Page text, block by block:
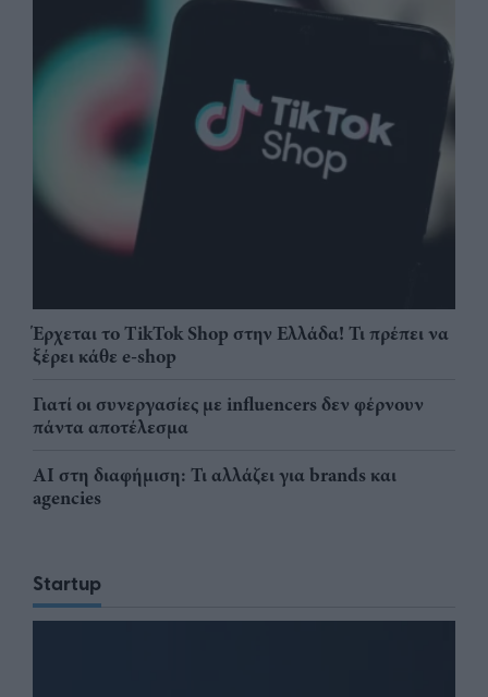
Έρχεται το TikTok Shop στην Ελλάδα! Τι πρέπει να
ξέρει κάθε e-shop
Γιατί οι συνεργασίες με influencers δεν φέρνουν
πάντα αποτέλεσμα
AI στη διαφήμιση: Τι αλλάζει για brands και
agencies
Startup